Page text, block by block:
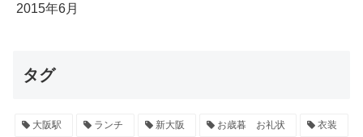
2015年6月
タグ
大阪駅 ランチ 新大阪 お歳暮 お礼状 衣装